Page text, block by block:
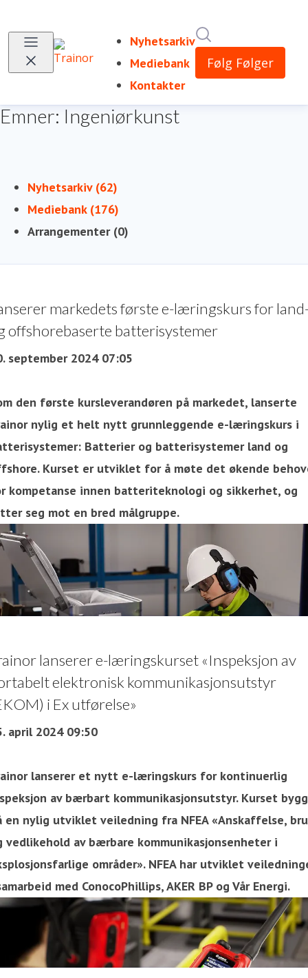
Nyhetsarkiv
Mediebank
Kontakter
Følg Følger
Emner: Ingeniørkunst
Nyhetsarkiv (62)
Mediebank (176)
Arrangementer (0)
markedets første e-læringskurs for
offshorebaserte batterisystemer
september 2024 07:05
den første kursleverandøren på markedet, lanserte
nylig et helt nytt grunnleggende e-læringskurs i
Batterier og batterisystemer land og
Kurset er utviklet for å møte det økende
kompetanse innen batteriteknologi og sikkerhet, og
seg mot en bred målgruppe.
lanserer e-læringskurset «Inspeksjon av
elektronisk kommunikasjonsutstyr
i Ex utførelse»
april 2024 09:50
lanserer et nytt e-læringskurs for kontinuerlig
av bærbart kommunikasjonsutstyr. Kurset
en nylig utviklet veiledning fra NFEA «Anskaffelse,
vedlikehold av bærbare kommunikasjonsenheter i
områder». NFEA har utviklet
med ConocoPhillips, AKER BP og Vår Energi.